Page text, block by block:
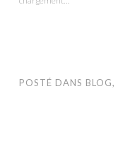
POSTÉ DANS BLOG,